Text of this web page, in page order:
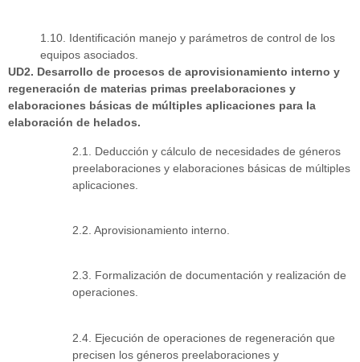
1.10. Identificación manejo y parámetros de control de los
equipos asociados.
UD2. Desarrollo de procesos de aprovisionamiento interno y
regeneración de materias primas preelaboraciones y
elaboraciones básicas de múltiples aplicaciones para la
elaboración de helados.
2.1. Deducción y cálculo de necesidades de géneros
preelaboraciones y elaboraciones básicas de múltiples
aplicaciones.
2.2. Aprovisionamiento interno.
2.3. Formalización de documentación y realización de
operaciones.
2.4. Ejecución de operaciones de regeneración que
precisen los géneros preelaboraciones y